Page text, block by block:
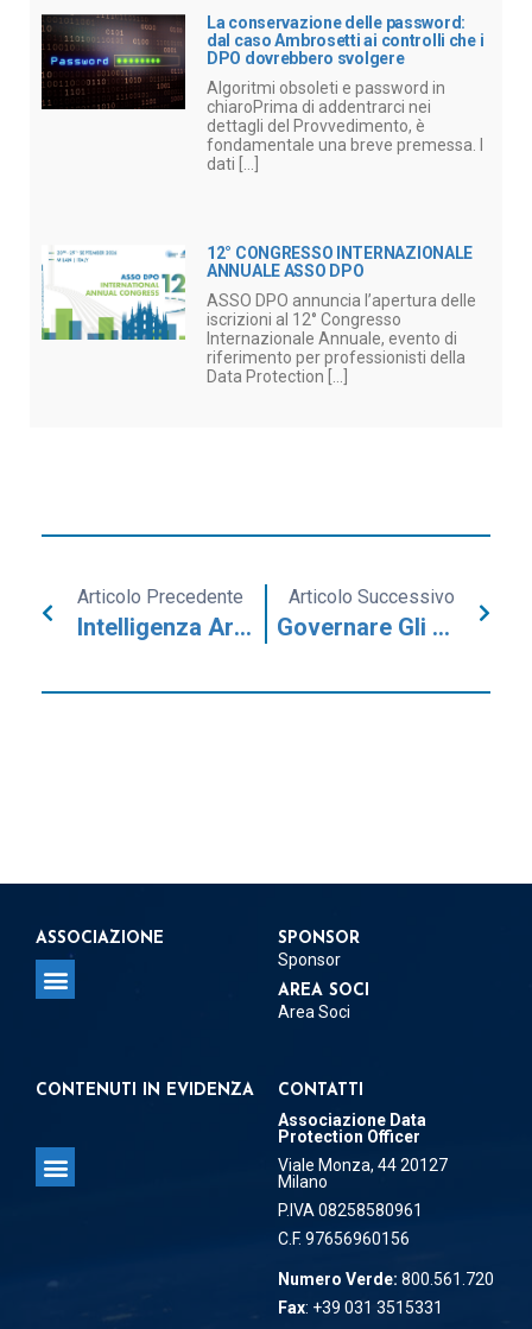
La conservazione delle password:
dal caso Ambrosetti ai controlli che i
DPO dovrebbero svolgere
Algoritmi obsoleti e password in
chiaroPrima di addentrarci nei
dettagli del Provvedimento, è
fondamentale una breve premessa. I
dati [...]
12° CONGRESSO INTERNAZIONALE
ANNUALE ASSO DPO
ASSO DPO annuncia l’apertura delle
iscrizioni al 12° Congresso
Internazionale Annuale, evento di
riferimento per professionisti della
Data Protection [...]
Articolo Precedente
Intelligenza Artificiale Sul Lavoro: Come Strutturare Un’informativa Completa?
Articolo Successivo
Governare Gli Incidenti Senza Inquinare Le Prove: I 5 Pilastri Della Digital Forensics
ASSOCIAZIONE SPONSOR
Sponsor
AREA SOCI
Area Soci
CONTENUTI IN EVIDENZA CONTATTI
Associazione Data
Protection Officer
Viale Monza, 44 20127
Milano
P.IVA 08258580961
C.F. 97656960156
Numero Verde: 800.561.720
Fax: +39 031 3515331